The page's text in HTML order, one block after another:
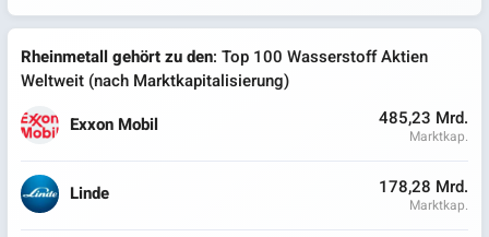
Rheinmetall gehört zu den: Top 100 Wasserstoff Aktien
Weltweit (nach Marktkapitalisierung)
Exxon Mobil
485,23 Mrd.
Marktkap.
Linde 178,28 Mrd.
Marktkap.